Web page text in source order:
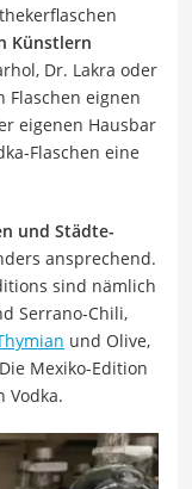
Künstlern
Dr. Lakra oder
Flaschen eignen
eigenen Hausbar
Flaschen eine
und Städte-
ansprechend.
sind nämlich
Serrano-Chili,
und Olive,
Mexiko-Edition
Vodka.